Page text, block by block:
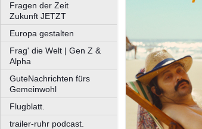
Fragen der Zeit
Zukunft JETZT
Europa gestalten
Frag' die Welt | Gen Z &
Alpha
GuteNachrichten fürs
Gemeinwohl
Flugblatt.
trailer-ruhr podcast.